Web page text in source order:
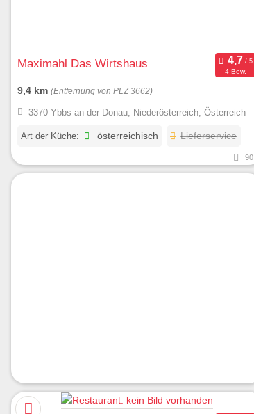
Maximahl Das Wirtshaus
4 Bew.
9,4 km (Entfernung von PLZ 3662)
3370 Ybbs an der Donau, Niederösterreich, Österreich
Art der Küche: österreichisch Lieferservice
90